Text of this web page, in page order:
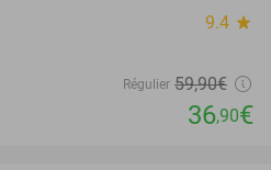
9.4 star
Régulier 59,90€
36,90€